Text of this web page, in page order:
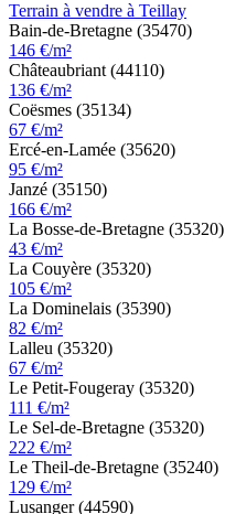
Terrain à vendre à Teillay
Bain-de-Bretagne (35470)
146 €/m²
Châteaubriant (44110)
136 €/m²
Coësmes (35134)
67 €/m²
Ercé-en-Lamée (35620)
95 €/m²
Janzé (35150)
166 €/m²
La Bosse-de-Bretagne (35320)
43 €/m²
La Couyère (35320)
105 €/m²
La Dominelais (35390)
82 €/m²
Lalleu (35320)
67 €/m²
Le Petit-Fougeray (35320)
111 €/m²
Le Sel-de-Bretagne (35320)
222 €/m²
Le Theil-de-Bretagne (35240)
129 €/m²
Lusanger (44590)